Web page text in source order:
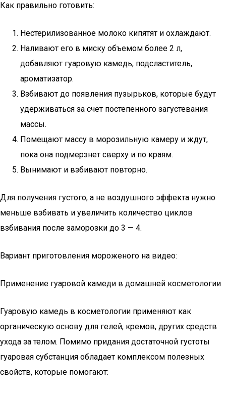
Как правильно готовить:
Нестерилизованное молоко кипятят и охлаждают.
Наливают его в миску объемом более 2 л,
добавляют гуаровую камедь, подсластитель,
ароматизатор.
Взбивают до появления пузырьков, которые будут
удерживаться за счет постепенного загустевания
массы.
Помещают массу в морозильную камеру и ждут,
пока она подмерзнет сверху и по краям.
Вынимают и взбивают повторно.
Для получения густого, а не воздушного эффекта нужно
меньше взбивать и увеличить количество циклов
взбивания после заморозки до 3 — 4.
Вариант приготовления мороженого на видео:
Применение гуаровой камеди в домашней косметологии
Гуаровую камедь в косметологии применяют как
органическую основу для гелей, кремов, других средств
ухода за телом. Помимо придания достаточной густоты
гуаровая субстанция обладает комплексом полезных
свойств, которые помогают: